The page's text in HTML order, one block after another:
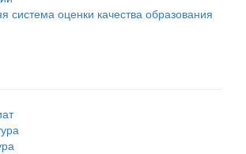
система оценки качества образования